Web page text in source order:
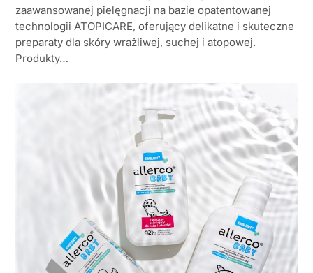
zaawansowanej pielęgnacji na bazie opatentowanej
technologii ATOPICARE, oferujący delikatne i skuteczne
preparaty dla skóry wrażliwej, suchej i atopowej.
Produkty…